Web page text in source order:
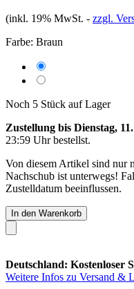
(inkl. 19% MwSt. - zzgl.
Farbe: Braun
Noch 5 Stück auf Lager
Zustellung bis Dienstag,
23:59 Uhrbestellst.
Von diesem Artikel sind nur
Nachschub ist unterwegs!
Zustelldatum beeinflussen.
In den Warenkorb
Deutschland: Kostenloser
Weitere Infos zu Versand &